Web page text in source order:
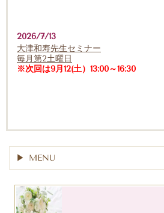
2026/7/13
大津和寿先生セミナー
毎月第2土曜日
※次回は9月12(土）13:00～16:30
MENU